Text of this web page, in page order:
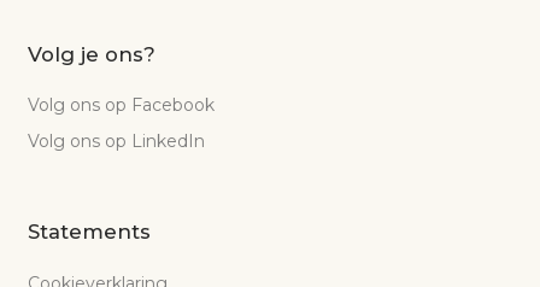
Volg je ons?
Volg ons op Facebook
Volg ons op LinkedIn
Statements